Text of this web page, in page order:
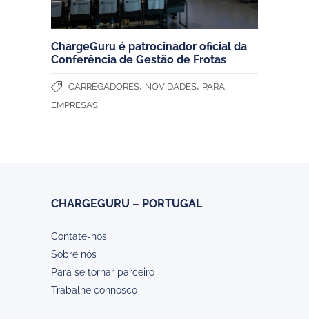
ChargeGuru é patrocinador oficial da
Conferência de Gestão de Frotas
CARREGADORES, NOVIDADES, PARA
EMPRESAS
CHARGEGURU – PORTUGAL
Contate-nos
Sobre nós
Para se tornar parceiro
Trabalhe connosco